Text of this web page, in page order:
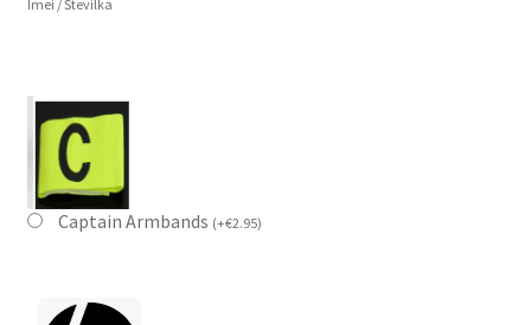
Imei / Številka
Captain Armbands (+€2.95)